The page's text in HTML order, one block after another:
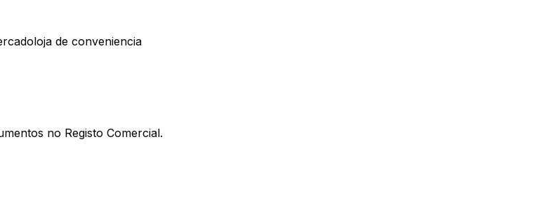
loja de conveniencia
no Registo Comercial.